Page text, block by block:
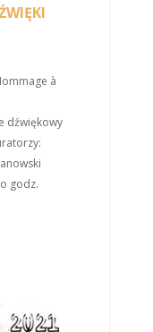
à
dźwiękowy
godz.